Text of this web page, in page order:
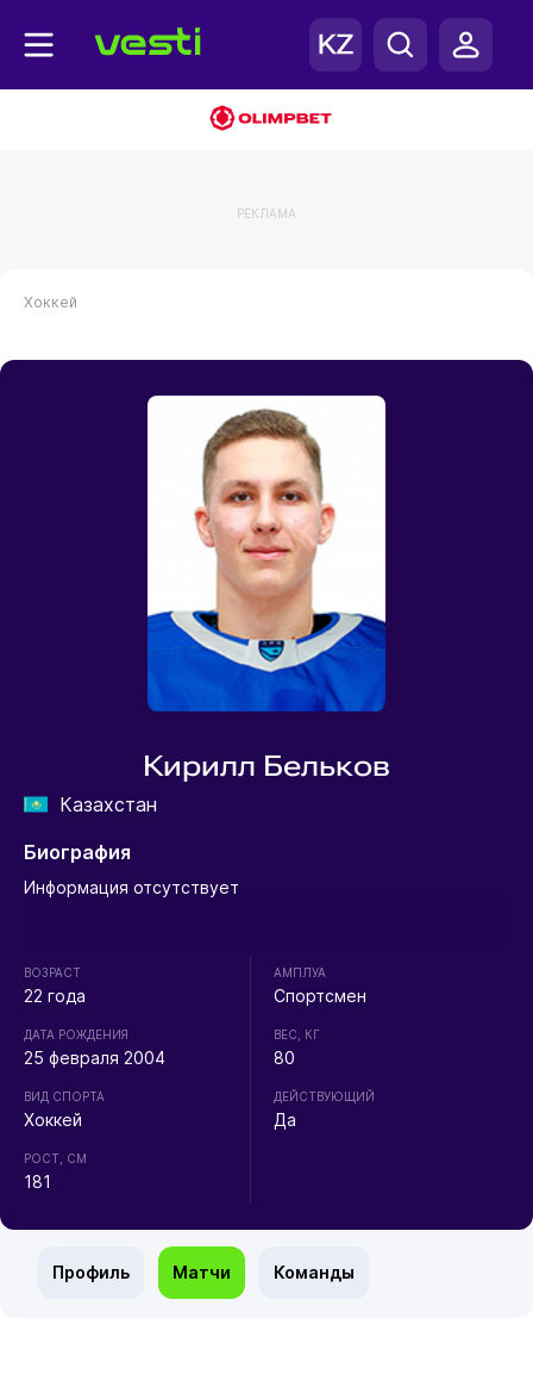
РЕКЛАМА
Хоккей
Кирилл Бельков
Казахстан
Биография
Информация отсутствует
ВОЗРАСТ
22 года
ДАТА РОЖДЕНИЯ
25 февраля 2004
ВИД СПОРТА
Хоккей
РОСТ, СМ
181
АМПЛУА
Спортсмен
ВЕС, КГ
80
ДЕЙСТВУЮЩИЙ
Да
Профиль Матчи Команды